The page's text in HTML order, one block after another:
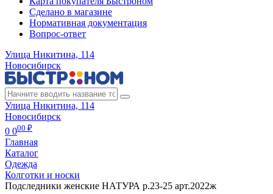
Сделано в магазине
Нормативная документация
Вопрос-ответ
Улица Никитина, 114
Новосибирск
Улица Никитина, 114
Новосибирск
0 000 ₽
Главная
Каталог
Одежда
Колготки и носки
Подследники женские НАТУРА р.23-25 арт.2022ж